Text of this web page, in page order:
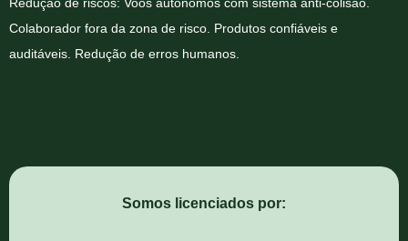
Colaborador fora da zona de risco. Produtos confiáveis e
auditáveis. Redução de erros humanos.
Somos licenciados por: